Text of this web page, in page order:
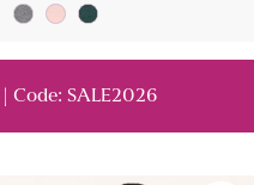
| Code: SALE2026